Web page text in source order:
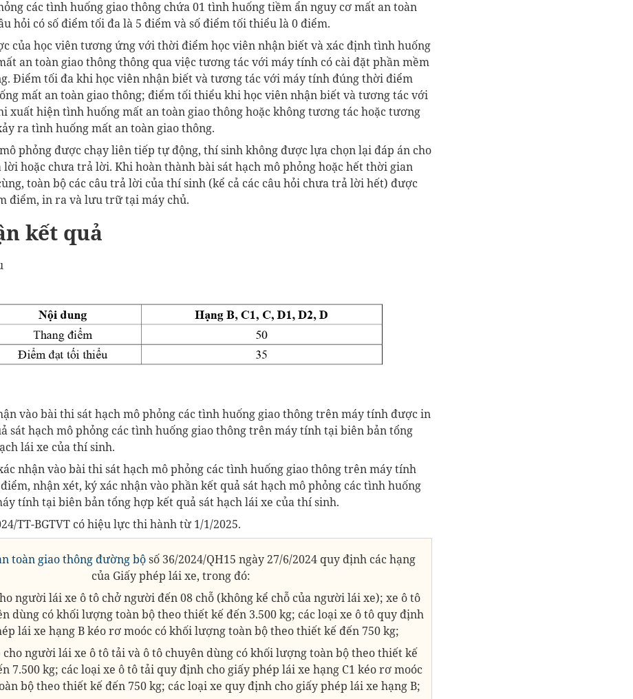
các tình huống giao thông chứa 01 tình huống tiềm ẩn nguy cơ mất an toàn
hỏi có số điểm tối đa là 5 điểm và số điểm tối thiểu là 0 điểm.
của học viên tương ứng với thời điểm học viên nhận biết và xác định tình huống
an toàn giao thông thông qua việc tương tác với máy tính có cài đặt phần mềm
Điểm tối đa khi học viên nhận biết và tương tác với máy tính đúng thời điểm
mất an toàn giao thông; điểm tối thiểu khi học viên nhận biết và tương tác với
xuất hiện tình huống mất an toàn giao thông hoặc không tương tác hoặc tương
ra tình huống mất an toàn giao thông.
phỏng được chạy liên tiếp tự động, thí sinh không được lựa chọn lại đáp án cho
lời hoặc chưa trả lời. Khi hoàn thành bài sát hạch mô phỏng hoặc hết thời gian
toàn bộ các câu trả lời của thí sinh (kể cả các câu hỏi chưa trả lời hết) được
điểm, in ra và lưu trữ tại máy chủ.
kết quả
vào bài thi sát hạch mô phỏng các tình huống giao thông trên máy tính được in
sát hạch mô phỏng các tình huống giao thông trên máy tính tại biên bản tổng
lái xe của thí sinh.
nhận vào bài thi sát hạch mô phỏng các tình huống giao thông trên máy tính
nhận xét, ký xác nhận vào phần kết quả sát hạch mô phỏng các tình huống
tính tại biên bản tổng hợp kết quả sát hạch lái xe của thí sinh.
TT-BGTVT có hiệu lực thi hành từ 1/1/2025.
toàn giao thông đường bộsố 36/2024/QH15 ngày 27/6/2024 quy định các hạng
của Giấy phép lái xe, trong đó:
người lái xe ô tô chở người đến 08 chỗ (không kể chỗ của người lái xe); xe ô tô
dùng có khối lượng toàn bộ theo thiết kế đến 3.500 kg; các loại xe ô tô quy định
lái xe hạng B kéo rơ moóc có khối lượng toàn bộ theo thiết kế đến 750 kg;
người lái xe ô tô tải và ô tô chuyên dùng có khối lượng toàn bộ theo thiết kế
7.500 kg; các loại xe ô tô tải quy định cho giấy phép lái xe hạng C1 kéo rơ moóc
bộ theo thiết kế đến 750 kg; các loại xe quy định cho giấy phép lái xe hạng B;